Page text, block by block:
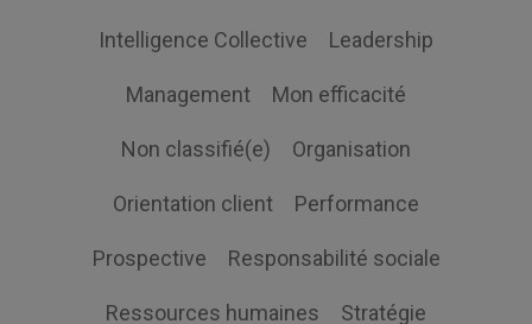
Intelligence Collective Leadership
Management Mon efficacité
Non classifié(e) Organisation
Orientation client Performance
Prospective Responsabilité sociale
Ressources humaines Stratégie